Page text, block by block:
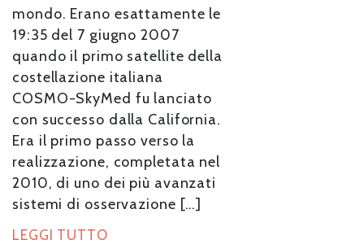
mondo. Erano esattamente le
19:35 del 7 giugno 2007
quando il primo satellite della
costellazione italiana
COSMO-SkyMed fu lanciato
con successo dalla California.
Era il primo passo verso la
realizzazione, completata nel
2010, di uno dei più avanzati
sistemi di osservazione […]
LEGGI TUTTO